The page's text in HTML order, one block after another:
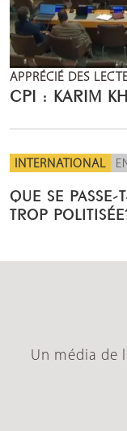
APPRÉCIÉ DES
CPI : KARIM
INTERNATIONAL
QUE SE
TROP
Un média de